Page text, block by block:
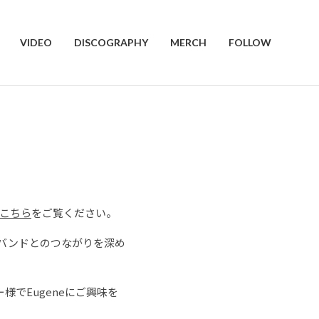
VIDEO DISCOGRAPHY MERCH FOLLOW
こちらをご覧ください。
ンドとのつながりを深め
様でEugeneにご興味を